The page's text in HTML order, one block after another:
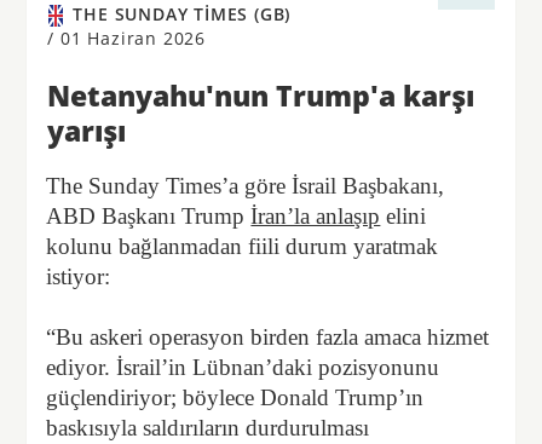
THE SUNDAY TIMES (GB)
/ 01 Haziran 2026
Netanyahu'nun Trump'a karşı
yarışı
The Sunday Times’a göre İsrail Başbakanı,
ABD Başkanı Trumpİran’la anlaşıp elini
kolunu bağlanmadan fiili durum yaratmak
istiyor:
“Bu askeri operasyon birden fazla amaca hizmet
ediyor. İsrail’in Lübnan’daki pozisyonunu
güçlendiriyor; böylece Donald Trump’ın
baskısıyla saldırıların durdurulması